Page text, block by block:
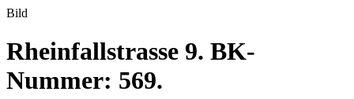
Bild
Rheinfallstrasse 9. BK-
Nummer: 569.